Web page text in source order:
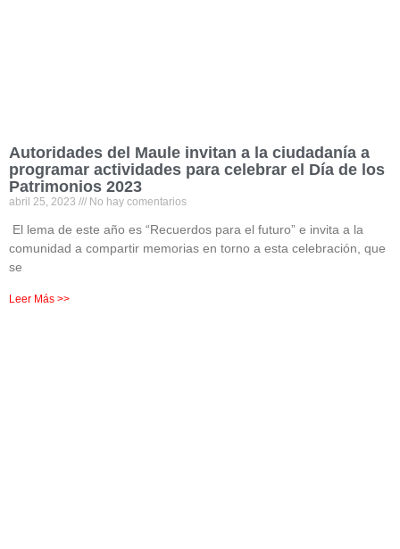
Autoridades del Maule invitan a la ciudadanía a
programar actividades para celebrar el Día de los
Patrimonios 2023
abril 25, 2023 No hay comentarios
El lema de este año es “Recuerdos para el futuro” e invita a la
comunidad a compartir memorias en torno a esta celebración, que
se
Leer Más >>